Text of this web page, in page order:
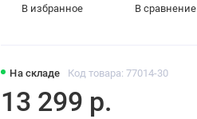
На складе Код товара: 77014-30
13 299 р.
В избранное В сравнение